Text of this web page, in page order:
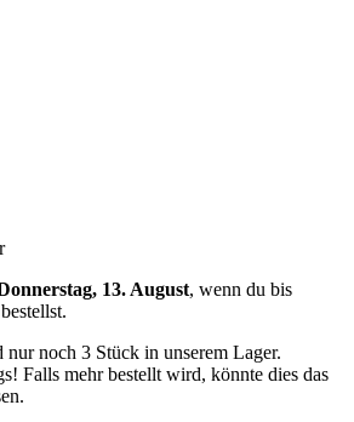
13. August, wenn du bis
noch 3 Stück in unserem Lager.
Falls mehr bestellt wird, könnte dies das